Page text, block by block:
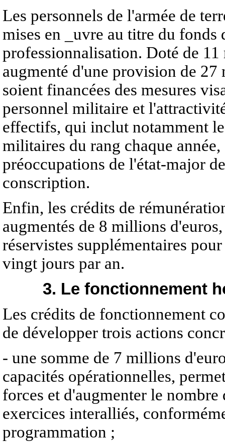
Les personnels de l'armée de
mises en _uvre au titre du fonds
professionnalisation. Doté de
augmenté d'une provision de
soient financées des mesures
personnel militaire et
effectifs, qui inclut notamment
militaires du rang chaque
préoccupations de l'état-major
conscription.
Enfin, les crédits de
augmentés de 8 millions
réservistes supplémentaires
vingt jours par an.
3. Le fonctionnement
Les crédits de fonctionnement
de développer trois actions
- une somme de 7 millions
capacités opérationnelles,
forces et d'augmenter le
exercices interalliés,
programmation ;